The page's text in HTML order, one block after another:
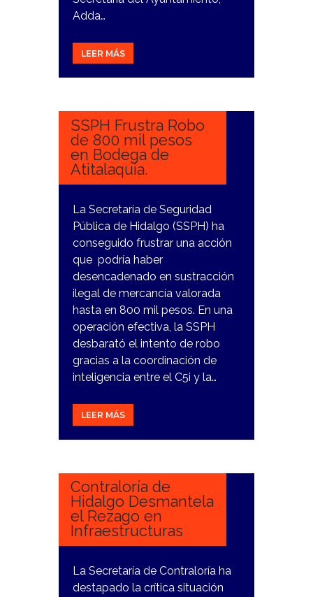
Adda…
LEER MÁS
10
SSPH Frustra Robo
de 800 mil pesos
en Bodega de
Atitalaquia.
La Secretaría de Seguridad
Pública de Hidalgo (SSPH) ha
conseguido frustrar una acción
que podría haber
desencadenado en sustracción
ilegal de mercancía valorada
hasta en 800 mil pesos. En una
operación efectiva, la SSPH
desbarató el intento de robo
gracias a la coordinación de
inteligencia entre el C5i y la…
LEER MÁS
23
Contraloría de
Hidalgo Desmantela
el Rezago en
Infraestructuras
La Secretaría de Contraloría ha
destapado la crítica situación